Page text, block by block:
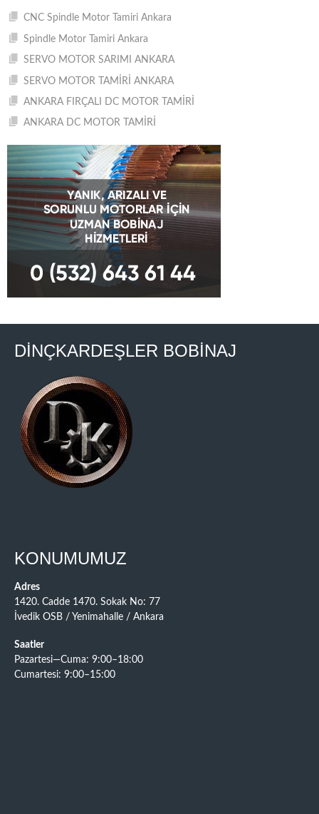
CNC Spindle Motor Tamiri Ankara
Spindle Motor Tamiri Ankara
SERVO MOTOR SARIMI ANKARA
SERVO MOTOR TAMİRİ ANKARA
ANKARA FIRÇALI DC MOTOR TAMİRİ
ANKARA DC MOTOR TAMİRİ
DİNÇKARDEŞLER BOBİNAJ
KONUMUMUZ
Adres
1420. Cadde 1470. Sokak No: 77
İvedik OSB / Yenimahalle / Ankara
Saatler
Pazartesi—Cuma: 9:00–18:00
Cumartesi: 9:00–15:00